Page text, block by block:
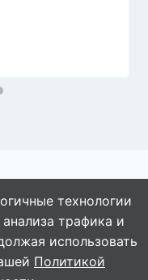
технологии
трафика и
использовать
Политикой